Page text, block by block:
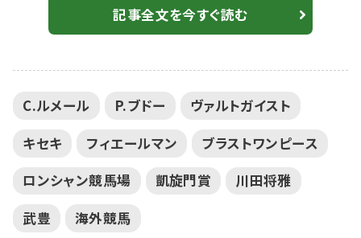
た。 【ジャンリュックラガルデール賞】武豊騎乗 ヘルター
スケルターは惜しい5着 ヴァルトガイストはフォワ賞を制
バラけた馬群の中から徐々に...
記事全文を今すぐ読む
C.ルメール P.ブドー
ヴァルトガイスト
キセキ
フィエールマン
ブラストワンピース
ロンシャン競馬場
凱旋門賞
川田将雅
武豊
海外競馬